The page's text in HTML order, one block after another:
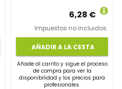
6,28 €
Impuestos no incluidos.
AÑADIR A LA CESTA
Añade al carrito y sigue el proceso
de compra para ver la
disponibilidad y los precios para
profesionales.